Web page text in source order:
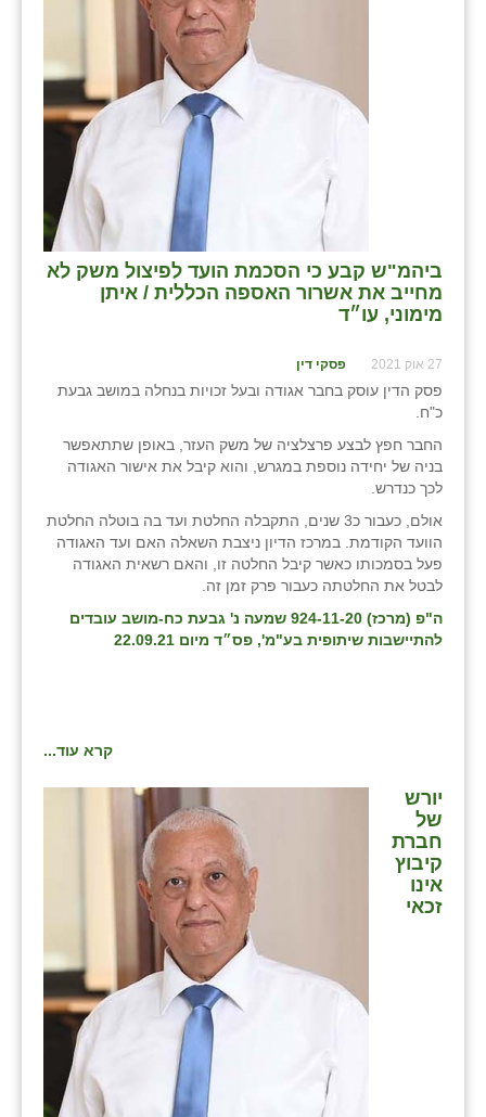
ביהמ"ש קבע כי הסכמת הועד לפיצול משק לא
מחייב את אשרור האספה הכללית / איתן
מימוני, עו״ד
27 אוק 2021 פסקי דין
פסק הדין עוסק בחבר אגודה ובעל זכויות בנחלה במושב גבעת
כ"ח.
החבר חפץ לבצע פרצלציה של משק העזר, באופן שתתאפשר
בניה של יחידה נוספת במגרש, והוא קיבל את אישור האגודה
לכך כנדרש.
אולם, כעבור כ3 שנים, התקבלה החלטת ועד בה בוטלה החלטת
הוועד הקודמת. במרכז הדיון ניצבת השאלה האם ועד האגודה
פעל בסמכותו כאשר קיבל החלטה זו, והאם רשאית האגודה
לבטל את החלטתה כעבור פרק זמן זה.
ה"פ (מרכז) 924-11-20 שמעה נ' גבעת כח-מושב עובדים
להתיישבות שיתופית בע"מ', פס״ד מיום 22.09.21
קרא עוד...
יורש
של
חברת
קיבוץ
אינו
זכאי